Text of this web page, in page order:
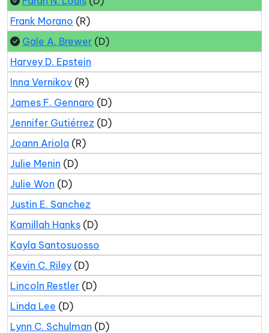
Frank Morano (R)
Gale A. Brewer (D)
Harvey D. Epstein
Inna Vernikov (R)
James F. Gennaro (D)
Jennifer Gutiérrez (D)
Joann Ariola (R)
Julie Menin (D)
Julie Won (D)
Justin E. Sanchez
Kamillah Hanks (D)
Kayla Santosuosso
Kevin C. Riley (D)
Lincoln Restler (D)
Linda Lee (D)
Lynn C. Schulman (D)